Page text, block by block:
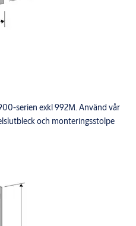
serien exkl 992M. Använd vår
och monteringsstolpe